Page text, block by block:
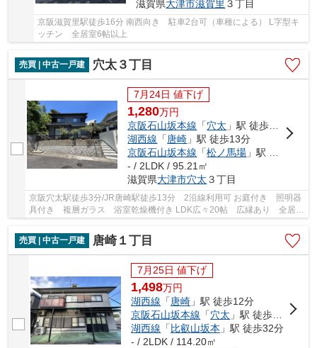
滋賀県大津市滋賀里 ３丁目
京阪滋賀里駅徒歩16分 南西向き 駐車2台可（車種による） L字型キ
ッチン 全居室6帖以上
売買 | 中古一戸建 穴太３丁目
7月24日 値下げ
1,280万円
京阪石山坂本線 「穴太 」駅 徒歩3分
湖西線 「 唐崎 」駅 徒歩13分
京阪石山坂本線 「松ノ馬場 」駅 徒歩21分
- / 2LDK / 95.21㎡
滋賀県大津市穴太 ３丁目
京阪穴太駅徒歩3分/JR唐崎駅徒歩13分 2沿線利用可 お庭付き 照明器
具付き 複層ガラス 浴室乾燥機付き LDK広々20帖 広縁あり 全居室
売買 | 中古一戸建
唐崎１丁目
7月25日 値下げ
1,498万円
湖西線 「 唐崎 」駅 徒歩12分
京阪石山坂本線 「穴太 」駅 徒歩17分
湖西線 「 比叡山坂本 」駅 徒歩32分
- / 2LDK / 114.20㎡